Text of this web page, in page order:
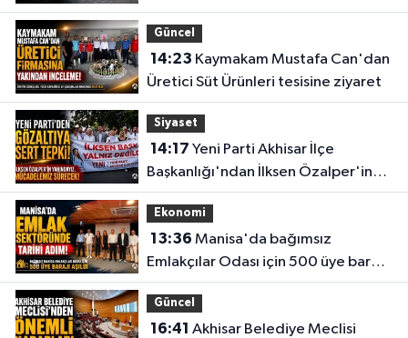
Güncel
14:23
Üretici Süt Ürünleri tesisine ziyaret
Siyaset
14:17
Başkanlığı'ndan İlksen Özalper'in
gözaltına alınmasına tepki
Ekonomi
13:36
Emlakçılar Odası için 500 üye barajı
aşıldı
Güncel
16:41